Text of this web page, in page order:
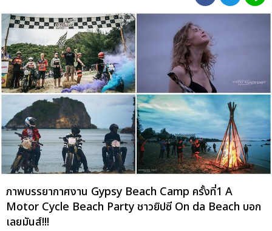
ภาพบรรยากาศงาน Gypsy Beach Camp ครั้งที่1 A
Motor Cycle Beach Party ชาวยิปซี On da Beach บอก
เลยมันส์!!!